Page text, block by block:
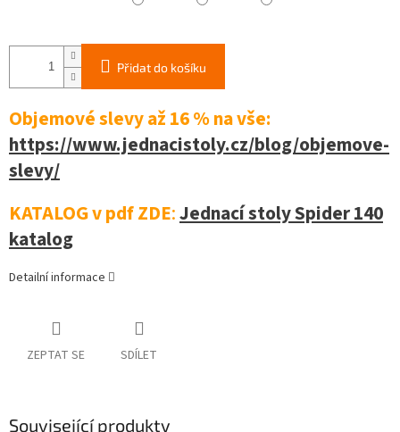
Přidat do košíku
Objemové slevy až 16 %na vše:
https://www.jednacistoly.cz/blog/objemove-
slevy/
KATALOG v pdf ZDE:Jednací stoly Spider 140
katalog
Detailní informace
ZEPTAT SE SDÍLET
Související produkty